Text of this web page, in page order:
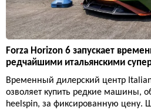
Forza Horizon 6 запускает
редчайшими итальянскими
Временный дилерский центр
озволяет купить редкие машины,
heelspin, за фиксированную цену.